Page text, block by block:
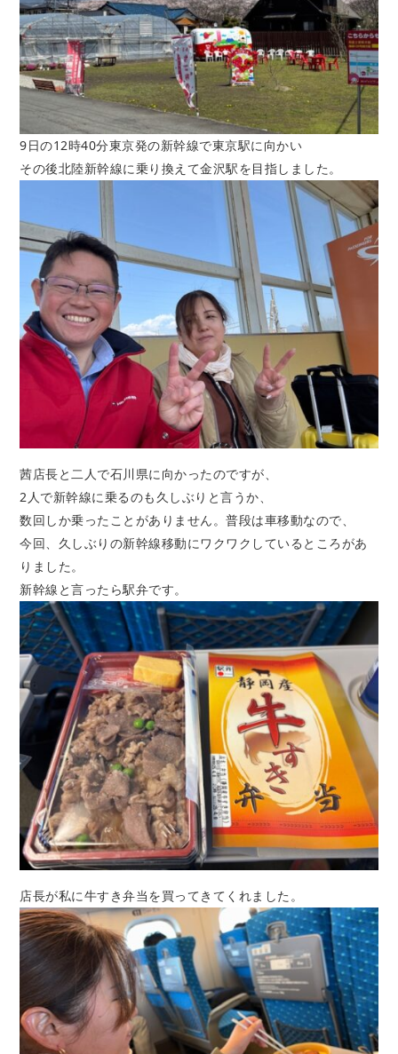
9日の12時40分東京発の新幹線で東京駅に向かい
その後北陸新幹線に乗り換えて金沢駅を目指しました。
茜店長と二人で石川県に向かったのですが、
2人で新幹線に乗るのも久しぶりと言うか、
数回しか乗ったことがありません。普段は車移動なので、
今回、久しぶりの新幹線移動にワクワクしているところがあ
りました。
新幹線と言ったら駅弁です。
店長が私に牛すき弁当を買ってきてくれました。